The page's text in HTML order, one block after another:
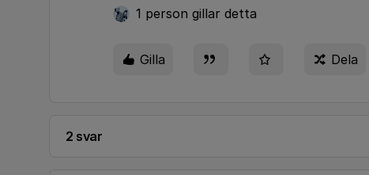
1 person gillar detta
Gilla Dela
2 svar